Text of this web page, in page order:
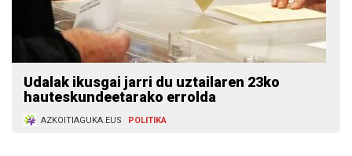
Udalak ikusgai jarri du uztailaren 23ko
hauteskundeetarako errolda
AZKOITIAGUKA.EUS POLITIKA